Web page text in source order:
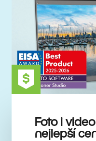
Foto i
nejlepší